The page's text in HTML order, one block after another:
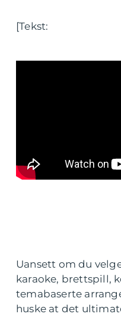
[Tekst:
Uansett om du
karaoke, brettspill,
temabaserte
huske at det